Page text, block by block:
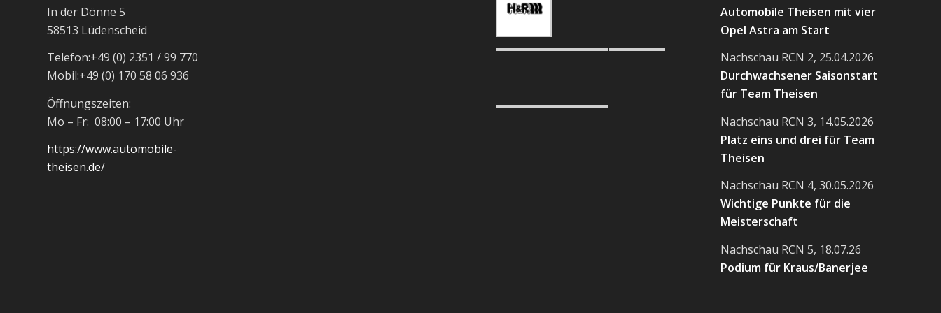
In der Dönne 5
58513 Lüdenscheid
Telefon:+49 (0) 2351 / 99 770
Mobil:+49 (0) 170 58 06 936
Öffnungszeiten:
Mo – Fr: 08:00 – 17:00 Uhr
https://www.automobile-
theisen.de/
Automobile Theisen mit vier
Opel Astra am Start
Nachschau RCN 2, 25.04.2026
Durchwachsener Saisonstart
für Team Theisen
Nachschau RCN 3, 14.05.2026
Platz eins und drei für Team
Theisen
Nachschau RCN 4, 30.05.2026
Wichtige Punkte für die
Meisterschaft
Nachschau RCN 5, 18.07.26
Podium für Kraus/Banerjee